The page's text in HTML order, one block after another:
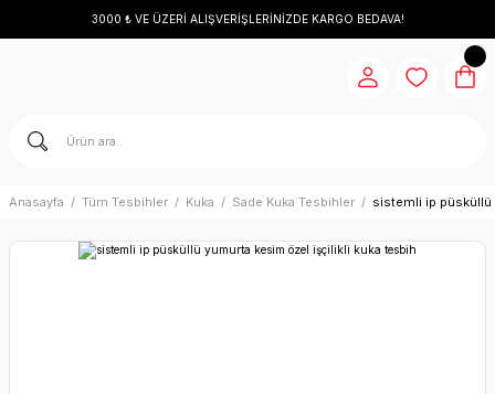
3000 ₺ VE ÜZERİ ALIŞVERİŞLERİNİZDE KARGO BEDAVA!
Anasayfa Tüm Tesbihler Kuka Sade Kuka Tesbihler sistemli ip püsküllü